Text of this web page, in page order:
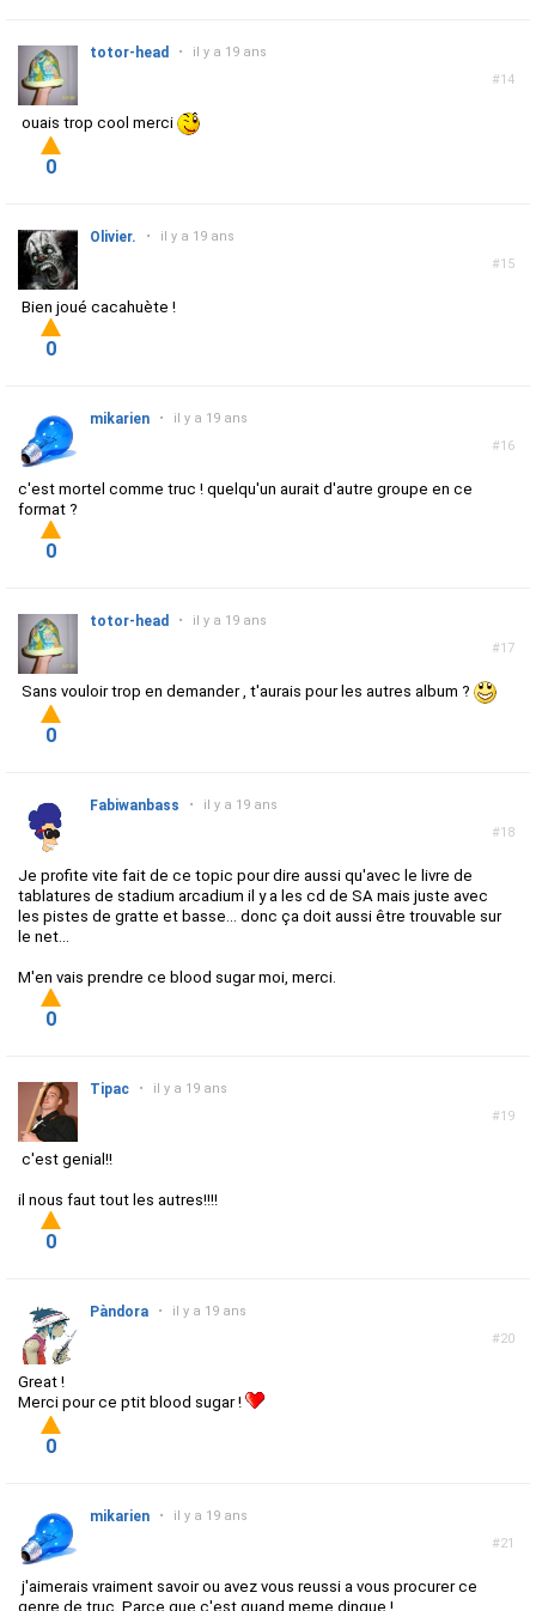
#14
totor-head • il y a 19 ans
ouais trop cool merci
0
#15
Olivier. • il y a 19 ans
Bien joué cacahuète !
0
#16
mikarien • il y a 19 ans
c'est mortel comme truc ! quelqu'un aurait d'autre groupe en ce
format ?
0
#17
totor-head • il y a 19 ans
Sans vouloir trop en demander , t'aurais pour les autres album ?
0
#18
Fabiwanbass • il y a 19 ans
Je profite vite fait de ce topic pour dire aussi qu'avec le livre de
tablatures de stadium arcadium il y a les cd de SA mais juste avec
les pistes de gratte et basse... donc ça doit aussi être trouvable sur
le net...
M'en vais prendre ce blood sugar moi, merci.
0
#19
Tipac • il y a 19 ans
c'est genial!!
il nous faut tout les autres!!!!
0
#20
Pàndora • il y a 19 ans
Great !
Merci pour ce ptit blood sugar !
0
#21
mikarien • il y a 19 ans
j'aimerais vraiment savoir ou avez vous reussi a vous procurer ce
genre de truc. Parce que c'est quand meme dingue !